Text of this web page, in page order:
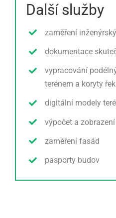
Další služby
zaměření
dokumentace
vypracování
terénem a koryty řek
digitální modely
výpočet a
zaměření fasád
pasporty budov